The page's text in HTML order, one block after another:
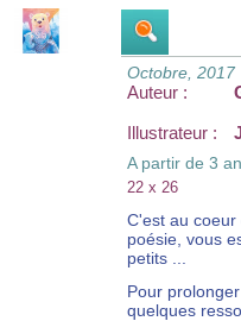
Octobre, 2017
Auteur :
Illustrateur :
A partir de 3
22 x 26
C'est au
poésie, vous
petits ...
Pour
quelques